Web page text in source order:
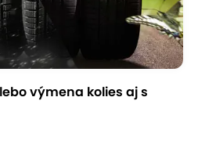
výmena kolies aj s